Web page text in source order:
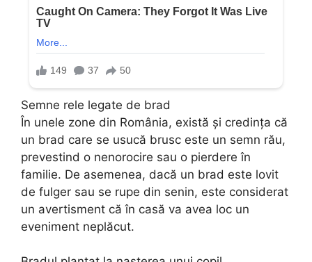
Semne rele legate de brad
În unele zone din România, există și credința că
un brad care se usucă brusc este un semn rău,
prevestind o nenorocire sau o pierdere în
familie. De asemenea, dacă un brad este lovit
de fulger sau se rupe din senin, este considerat
un avertisment că în casă va avea loc un
eveniment neplăcut.